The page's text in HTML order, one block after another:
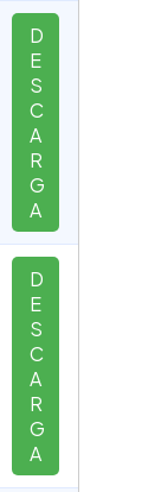
D
E
S
C
A
R
G
A
D
E
S
C
A
R
G
A